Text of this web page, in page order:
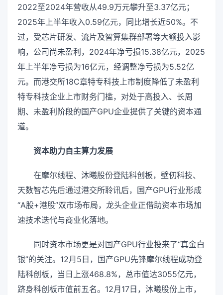
2022至2024年营收从49.9万元攀升至3.37亿元；
2025年上半年收入0.59亿元，同比增长近50%。不
过，受芯片研发、流片及智算集群部署等大额投入影
响，公司尚未盈利，2024年净亏损15.38亿元，2025
年上半年净亏损为16亿元，经调整净亏损为5.52亿
元。而港交所18C章特专科技上市制度降低了未盈利
特专科技企业上市财务门槛，对处于高投入、长周
期、未盈利阶段的国产GPU企业提供了关键的资本通
道。
资本助力自主算力发展
在摩尔线程、沐曦股份登陆科创板，壁仞科技、
天数智芯先后通过港交所聆讯后，国产GPU行业形成
“A股+港股”双市场布局，龙头企业正借助资本市场加
速技术迭代与商业化落地。
同时资本市场更是对国产GPU行业投来了“真金白
银”的关注。12月5日，国产GPU先锋摩尔线程成功登
陆科创板，当日上涨468.8%，总市值达3055亿元，
跻身科创板市值前五名。12月17日，沐曦股份上市，